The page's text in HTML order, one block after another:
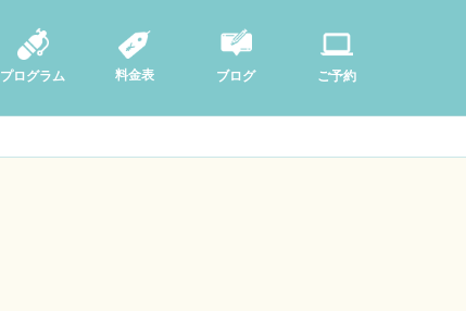
プログラム 料金表 ブログ ご予約